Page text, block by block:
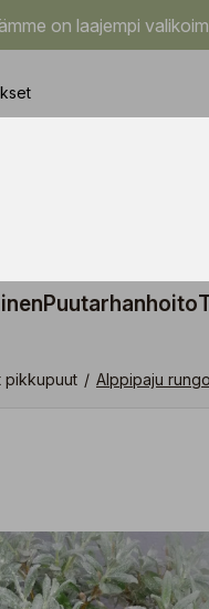
on laajempi
Puutarhanhoito
pikkupuut / Alppipaju